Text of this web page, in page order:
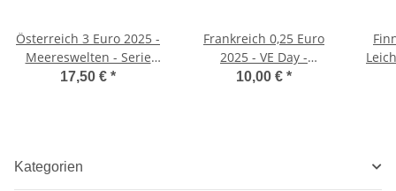
Österreich 3 Euro 2025 -
Meereswelten - Serie
#10 - Leuchtkalmar
17,50 € *
Frankreich 0,25 Euro
2025 - VE Day -
Frankreich
10,00 € *
Kategorien